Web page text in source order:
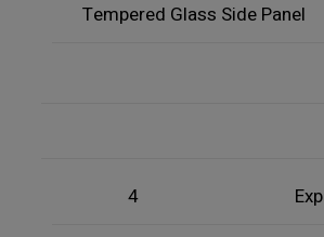
Tempered Glass Side Panel
4